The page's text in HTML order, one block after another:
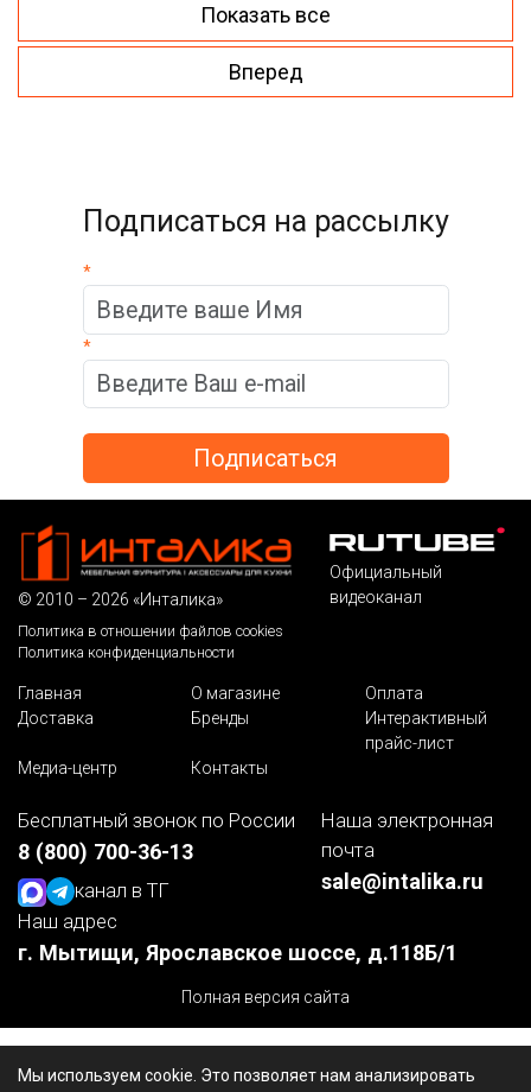
Показать все
Вперед
Подписаться на рассылку
*
*
Мы используем cookie. Это позволяет нам анализировать
© 2010 – 2026 «Инталика»
Политика в отношении файлов cookies
Политика конфиденциальности
Официальный
видеоканал
Главная О магазине
Оплата
Доставка
Бренды
Интерактивный
прайс-лист
Медиа-центр
Контакты
Бесплатный звонок по России
8 (800) 700-36-13
канал в ТГ
Наша электронная
почта
sale@intalika.ru
Наш адрес
г. Мытищи, Ярославское шоссе, д.118Б/1
Полная версия сайта